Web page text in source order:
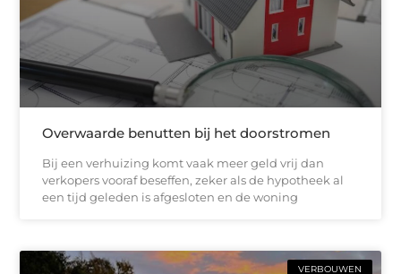
Overwaarde benutten bij het doorstromen
Bij een verhuizing komt vaak meer geld vrij dan
verkopers vooraf beseffen, zeker als de hypotheek al
een tijd geleden is afgesloten en de woning
VERBOUWEN